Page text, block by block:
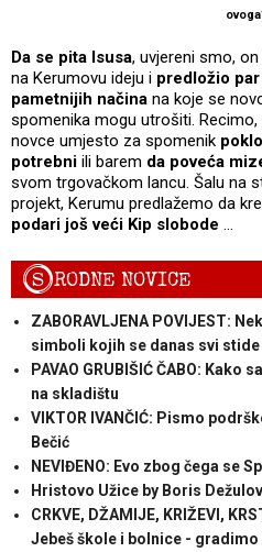
Da se pita Isusa, uvjereni smo,
na Kerumovu ideju i predložio
pametnijih načina na koje se
spomenika mogu utrošiti.
novce umjesto za spomenik
potrebni ili barem da poveća
svom trgovačkom lancu. Šalu na
projekt, Kerumu predlažemo da
podari još veći Kip slobode …
SRODNE NOVICE
ZABORAVLJENA POVIJEST:
simboli kojih se danas svi stide
PAVAO GRUBIŠIĆ ČABO:
na skladištu
VIKTOR IVANČIĆ: Pismo
Bečić
NEVIĐENO: Evo zbog čega se
Hristovo Užice by Boris
CRKVE, DŽAMIJE, KRIŽEVI,
Jebeš škole i bolnice -